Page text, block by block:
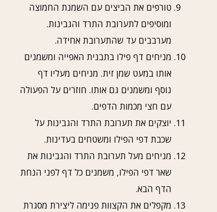
טורפים את הביצים עם השמנת החמוצה
ומוסיפים לתערובת התרד והגבינות.
מערבבים עד שהתערובת אחידה.
מניחים דף פילו בתבנית האפייה ומשמנים
אותו במעט שמן זית. מניחים מעליו דף
נוסף ומשמנים גם אותו. חוזרים על הפעולה
עם חצי מכמות הדפים.
יוצקים את תערובת התרד והגבינות על
שכבת דפי הפילו ומשטחים בעדינות.
מניחים מעל תערובת התרד והגבינות את
שאר דפי הפילו, משמנים כל דף לפני הנחת
הדף הבא.
מקפלים את הקצוות פנימה ליצירת מסגרת